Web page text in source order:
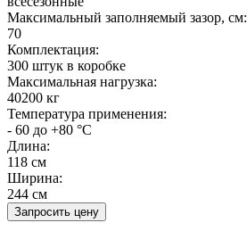
Максимальный заполняемый зазор, см:
70
Комплектация:
300 штук в коробке
Максимальная нагрузка:
40200 кг
Температура применения:
- 60 до +80 °C
Длина:
118 см
Ширина:
244 см
Запросить цену